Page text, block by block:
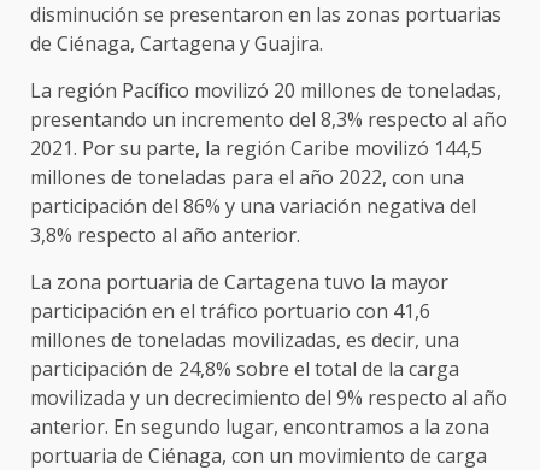
disminución se presentaron en las zonas portuarias
de Ciénaga, Cartagena y Guajira.
La región Pacífico movilizó 20 millones de toneladas,
presentando un incremento del 8,3% respecto al año
2021. Por su parte, la región Caribe movilizó 144,5
millones de toneladas para el año 2022, con una
participación del 86% y una variación negativa del
3,8% respecto al año anterior.
La zona portuaria de Cartagena tuvo la mayor
participación en el tráfico portuario con 41,6
millones de toneladas movilizadas, es decir, una
participación de 24,8% sobre el total de la carga
movilizada y un decrecimiento del 9% respecto al año
anterior. En segundo lugar, encontramos a la zona
portuaria de Ciénaga, con un movimiento de carga